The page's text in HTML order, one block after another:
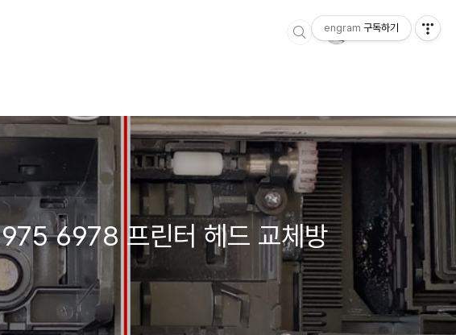
6978 프린터 헤드 교체방
engram 구독하기